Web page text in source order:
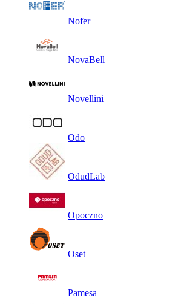
Nofer
NovaBell
Novellini
Odo
OdudLab
Opoczno
Oset
Pamesa